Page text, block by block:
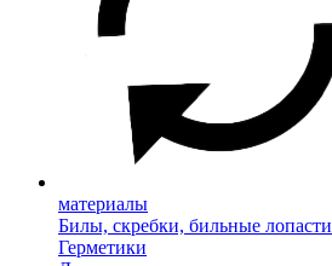
материалы
Билы, скребки, бильные лопасти
Герметики